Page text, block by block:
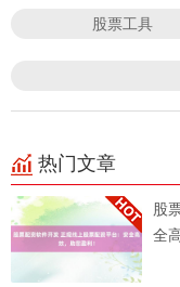
股票工具
热门文章
股
全